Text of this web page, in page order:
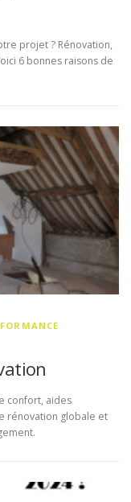
projet ? Rénovation,
6 bonnes raisons de
confort, aides
rénovation globale et